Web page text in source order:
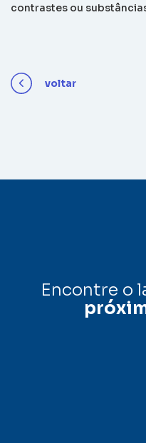
contrastes ou
voltar
Encontre o